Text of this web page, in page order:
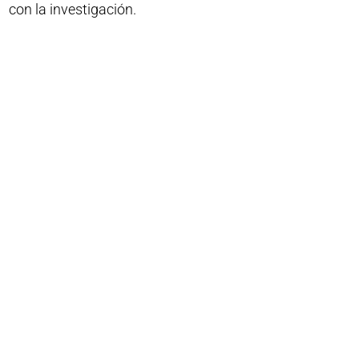
con la investigación.